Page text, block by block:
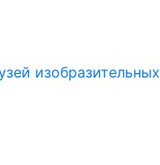
изобразительных